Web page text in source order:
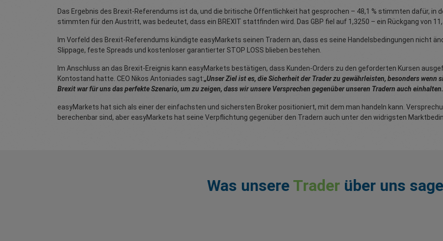
Das Ergebnis des Brexit-Referendums ist da, und die britische Öffentlichkeit hat gesprochen – 48,1 % stimmten dafür, in
stimmten für den Austritt, was bedeutet, dass ein BREXIT stattfinden wird. Das GBP fiel auf 1,3250 – ein Rückgang von
Im Vorfeld des Brexit-Referendums kündigte easyMarkets seinen Tradern an, dass es seine Handelsbedingungen nicht
Slippage, feste Spreads und kostenloser garantierter STOP LOSS blieben bestehen.
Im Anschluss an das Brexit-Ereignis kann easyMarkets bestätigen, dass Kunden-Orders zu den geforderten Kursen
Kontostand hatte. CEO Nikos Antoniades sagt:„Unser Ziel ist es, die Sicherheit der Trader zu gewährleisten, besonders
Brexit war für uns das perfekte Szenario, um zu zeigen, dass wir unsere Versprechen gegenüber unseren Tradern auch
easyMarkets hat sich als einer der einfachsten und sichersten Broker positioniert, mit dem man handeln kann.
berechenbar sind, aber easyMarkets hat seine Verpflichtung gegenüber den Tradern auch unter den widrigsten
Was unsere Trader über uns